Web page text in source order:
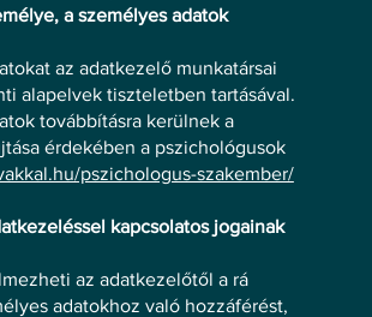
a személyes adatok
az adatkezelő munkatársai
alapelvek tiszteletben tartásával.
továbbításra kerülnek a
érdekében a pszichológusok
pszichologus-szakember/
kapcsolatos jogainak
az adatkezelőtől a rá
adatokhoz való hozzáférést,